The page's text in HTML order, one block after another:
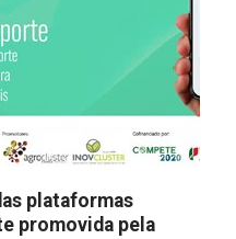
plataformas
promovida pela